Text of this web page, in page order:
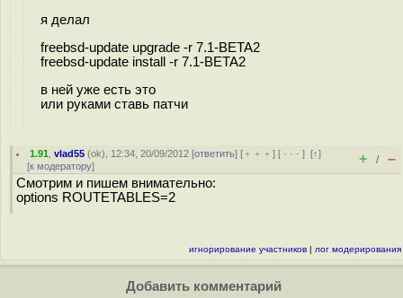
я делал
freebsd-update upgrade -r 7.1-BETA2
freebsd-update install -r 7.1-BETA2
в ней уже есть это
или руками ставь патчи
1.91 ,vlad55 (ok), 12:34, 20/09/2012 [ответить] [ ﹢﹢﹢] [ · · ·][↑]
[к модератору] + / –
Смотрим и пишем внимательно:
options ROUTETABLES=2
игнорирование участников | лог модерирования
Добавить комментарий